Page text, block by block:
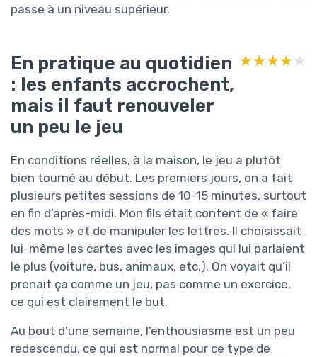
passe à un niveau supérieur.
En pratique au quotidien
: les enfants accrochent,
mais il faut renouveler
un peu le jeu
★★★★★
★★★★★
En conditions réelles, à la maison, le jeu a plutôt
bien tourné au début. Les premiers jours, on a fait
plusieurs petites sessions de 10-15 minutes, surtout
en fin d’après-midi. Mon fils était content de « faire
des mots » et de manipuler les lettres. Il choisissait
lui-même les cartes avec les images qui lui parlaient
le plus (voiture, bus, animaux, etc.). On voyait qu’il
prenait ça comme un jeu, pas comme un exercice,
ce qui est clairement le but.
Au bout d’une semaine, l’enthousiasme est un peu
redescendu, ce qui est normal pour ce type de